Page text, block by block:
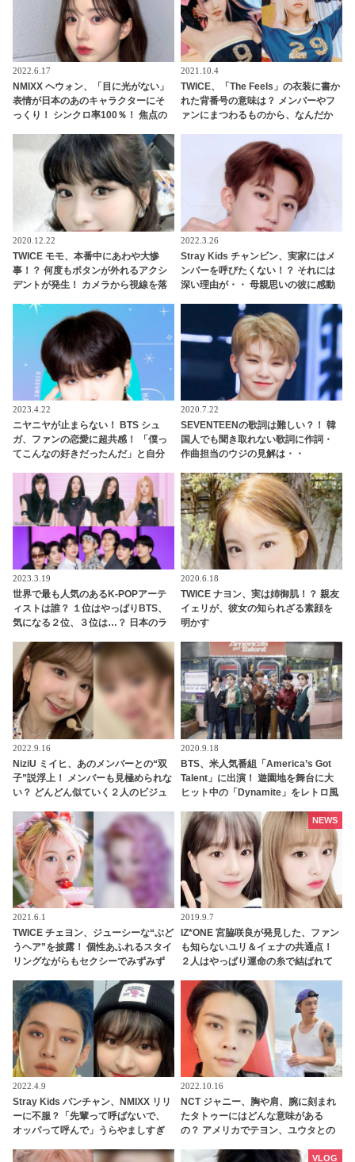
2022.6.17
NMIXX ヘウォン、「目に光がない」
表情が日本のあのキャラクターにそ
っくり！ シンクロ率100％！ 焦点の
2021.10.4
TWICE、「The Feels」の衣装に書か
れた背番号の意味は？ メンバーやフ
ァンにまつわるものから、なんだか
なるその意味とは？
2020.12.22
TWICE モモ、本番中にあわや大惨
事！？ 何度もボタンが外れるアクシ
デントが発生！ カメラから視線を落
ェッショナルな行動に拍手喝采[動画
2022.3.26
Stray Kids チャンビン、実家にはメ
ンバーを呼びたくない！？ それには
深い理由が・・ 母親思いの彼に感動
2023.4.22
ニヤニヤが止まらない！ BTS シュ
ガ、ファンの恋愛に超共感！ 「僕っ
てこんなの好きだったんだ」と自分
ワクワクする様子がかわいすぎる
2020.7.22
SEVENTEENの歌詞は難しい？！ 韓
国人でも聞き取れない歌詞に作詞・
作曲担当のウジの見解は・・
2023.3.19
世界で最も人気のあるK-POPアーテ
ィストは誰？ １位はやっぱりBTS、
気になる２位、３位は…？ 日本のラ
ンクイン！ 各国の個性あふれるデー
タに注目殺到
2020.6.18
TWICE ナヨン、実は姉御肌！？ 親友
イェリが、彼女の知られざる素顔を
明かす
2022.9.16
NiziU ミイヒ、あのメンバーとの“双
子”説浮上！ メンバーも見極められな
い？ どんどん似ていく２人のビジュ
2020.9.18
BTS、米人気番組「America’s Got
Talent」に出演！ 遊園地を舞台に大
ヒット中の「Dynamite」をレトロ風
2021.6.1
TWICE チェヨン、ジューシーな“ぶど
うヘア”を披露！ 個性あふれるスタイ
リングながらもセクシーでみずみず
2019.9.7
IZ*ONE 宮脇咲良が発見した、ファン
も知らないユリ＆イェナの共通点！
２人はやっぱり運命の糸で結ばれて
NEWS
2022.4.9
Stray Kids バンチャン、NMIXX リリ
ーに不服？「先輩って呼ばないで、
オッパって呼んで」うらやましすぎ
2022.10.16
NCT ジャニー、胸や肩、腕に刻まれ
たタトゥーにはどんな意味がある
の？ アメリカでテヨン、ユウタとの
VLOG